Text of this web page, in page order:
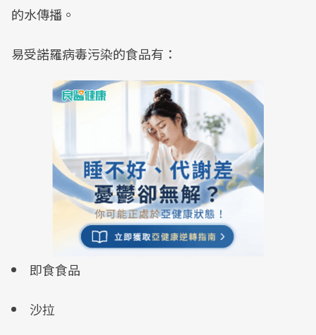
的水傳播。
易受諾羅病毒污染的食品有：
即食食品
沙拉